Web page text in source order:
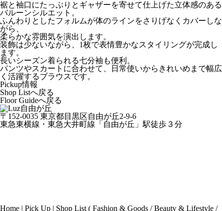
裾と袖口にたっぷりとギャザーを寄せて仕上げた立体感のある
バルーンシルエット。
ふんわりとしたフォルムが体のラインをさりげなくカバーしな
がら、
柔らかな雰囲気を演出します。
装飾は少ないながら、1枚で表情豊かなスタイリングが完成し
ます。
長いシーズン着られる七分袖も便利。
パンツやスカートに合わせて、日常使いからきれいめまで幅広
く活躍するブラウスです。
Pickup情報
Shop Listへ戻る
Floor Guideへ戻る
〒152-0035 東京都目黒区自由が丘2-9-6
東急東横線・東急大井町線「自由が丘」駅徒歩３分
Home | Pick Up | Shop List ( Fashion & Goods /Beauty & Lifestyle /